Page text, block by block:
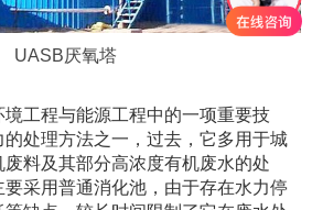
UASB厌氧塔
工程与能源工程中的一项重要技
处理方法之一，过去，它多用于城
料及其部分高浓度有机废水的处
采用普通消化池，由于存在水力停